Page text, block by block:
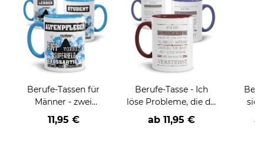
Berufe-Tassen für
Männer - zwei
Farbvarianten
11,95 €
Berufe-Tasse - Ich
löse Probleme, die du
nicht verstehst -
verschiedene Berufe
ab 11,95 €